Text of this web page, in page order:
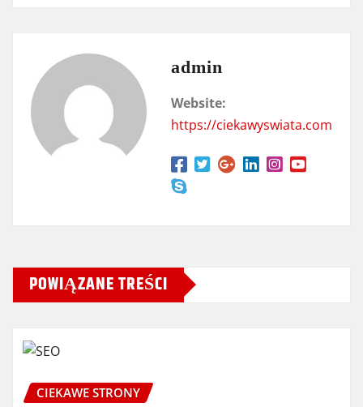
admin
Website:
https://ciekawyswiata.com
POWIĄZANE TREŚCI
CIEKAWE STRONY